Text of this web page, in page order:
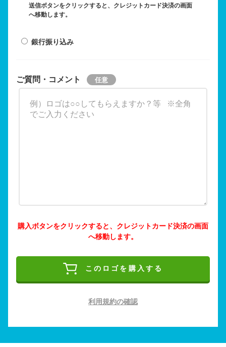
送信ボタンをクリックすると、クレジットカード決済の画面
へ移動します。
銀行振り込み
ご質問・コメント
購入ボタンをクリックすると、クレジットカード決済の画面
へ移動します。
このロゴを購入する
利用規約の確認